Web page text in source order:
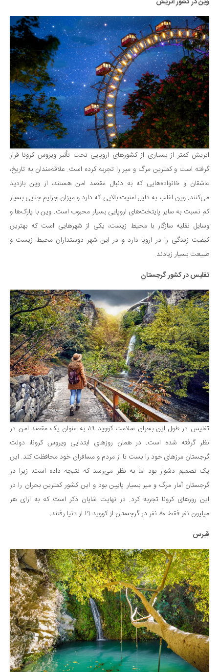
اتریش کمتر از بسیاری از کشورهای اروپایی تحت تأثیر ویروس کرونا قرار
گرفته است و کمترین مرگ و میر را تجربه کرده است. علاقه‌مندان به تاریخ‌،
عاشقان و خانواده‌هایی که به دنبال مقصد امن هستند، از وین بازدید
می‌کنند. وین اغلب به دلیل امنیت بالایی که دارد و میزان جرایم جنایی بسیار
کم نسبت به سایر پایتخت‌های اروپایی بسیار محبوب است. وین با پارک‌ها و
وسایل نقلیه سازگار با محیط زیست، یکی از شهرهایی است که بهترین
کیفیت زندگی را در اروپا دارد و در این شهر دوستداران محیط زیست و
طبیعت بسیار زیادند.
تفلیس در کشور گرجستان
تفلیس در طول این بحران سلامت کووید ۱۹، به عنوان یک مقصد امن در
نظر گرفته شده است. در همان روزهای ابتدایی ویروس کرونا، دولت
گرجستان مرزهای خود را بست تا از مردم و مسافران خود محافظت کند. این
یک تصمیم دشوار بود اما به نظر می‌رسد که نتیجه داده است، زیرا در
گرجستان آمار مرگ و میر بسیار پایین بود و این کشور کمترین بحران را در
این روزهای کرونا تجربه کرد. در نهایت شایان ذکر است که به ازای هر
میلیون نفر فقط ۸۰ نفر در گرجستان از کووید ۱۹ از دنیا رفتند.
قبرس